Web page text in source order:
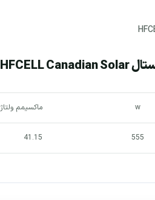
ماکسیمم ولتاژ vmp
555
41.15